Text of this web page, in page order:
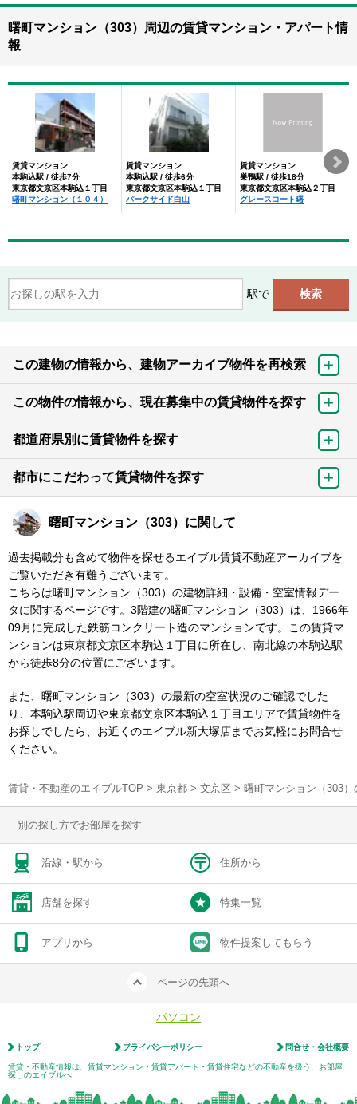
曙町マンション（303）周辺の賃貸マンション・アパート情
報
賃貸マンション
本駒込駅 / 徒歩7分
東京都文京区本駒込１丁目
曙町マンション（１０４）
賃貸マンション
本駒込駅 / 徒歩6分
東京都文京区本駒込１丁目
パークサイド白山
賃貸マンション
巣鴨駅 / 徒歩18分
東京都文京区本駒込２丁目
グレースコート曙
駅で
この建物の情報から、建物アーカイブ物件を再検索
この物件の情報から、現在募集中の賃貸物件を探す
都道府県別に賃貸物件を探す
都市にこだわって賃貸物件を探す
曙町マンション（303）に関して
過去掲載分も含めて物件を探せるエイブル賃貸不動産アーカイブを
ご覧いただき有難うございます。
こちらは曙町マンション（303）の建物詳細・設備・空室情報デー
タに関するページです。3階建の曙町マンション（303）は、1966年
09月に完成した鉄筋コンクリート造のマンションです。この賃貸マ
ンションは東京都文京区本駒込１丁目に所在し、南北線の本駒込駅
から徒歩8分の位置にございます。
また、曙町マンション（303）の最新の空室状況のご確認でした
り、本駒込駅周辺や東京都文京区本駒込１丁目エリアで賃貸物件を
お探しでしたら、お近くのエイブル新大塚店までお気軽にお問合せ
ください。
賃貸・不動産のエイブルTOP > 東京都 > 文京区 > 曙町マンション（303
別の探し方でお部屋を探す
沿線・駅から 住所から
店舗を探す 特集一覧
アプリから 物件提案してもらう
ページの先頭へ
パソコン
トップ プライバシーポリシー 問合せ・会社概要
賃貸・不動産情報は、賃貸マンション・賃貸アパート・賃貸住宅などの不動産を扱う、お部屋
探しのエイブルへ